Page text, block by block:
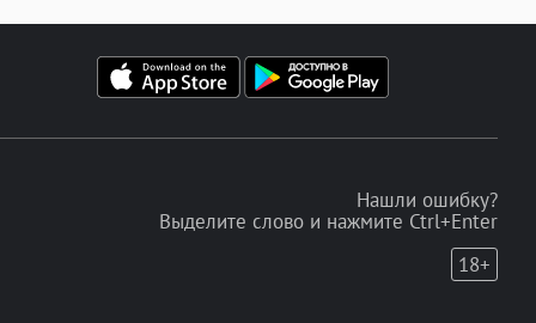
Нашли ошибку?
Выделите слово и нажмите Ctrl+Enter
18+